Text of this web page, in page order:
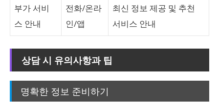
부가 서비
스 안내
전화/온라
인/앱
최신 정보 제공 및 추천
서비스 안내
상담 시 유의사항과 팁
명확한 정보 준비하기